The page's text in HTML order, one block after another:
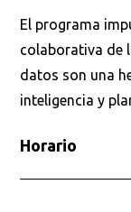
El programa
colaborativa de
datos son una
inteligencia y
Horario